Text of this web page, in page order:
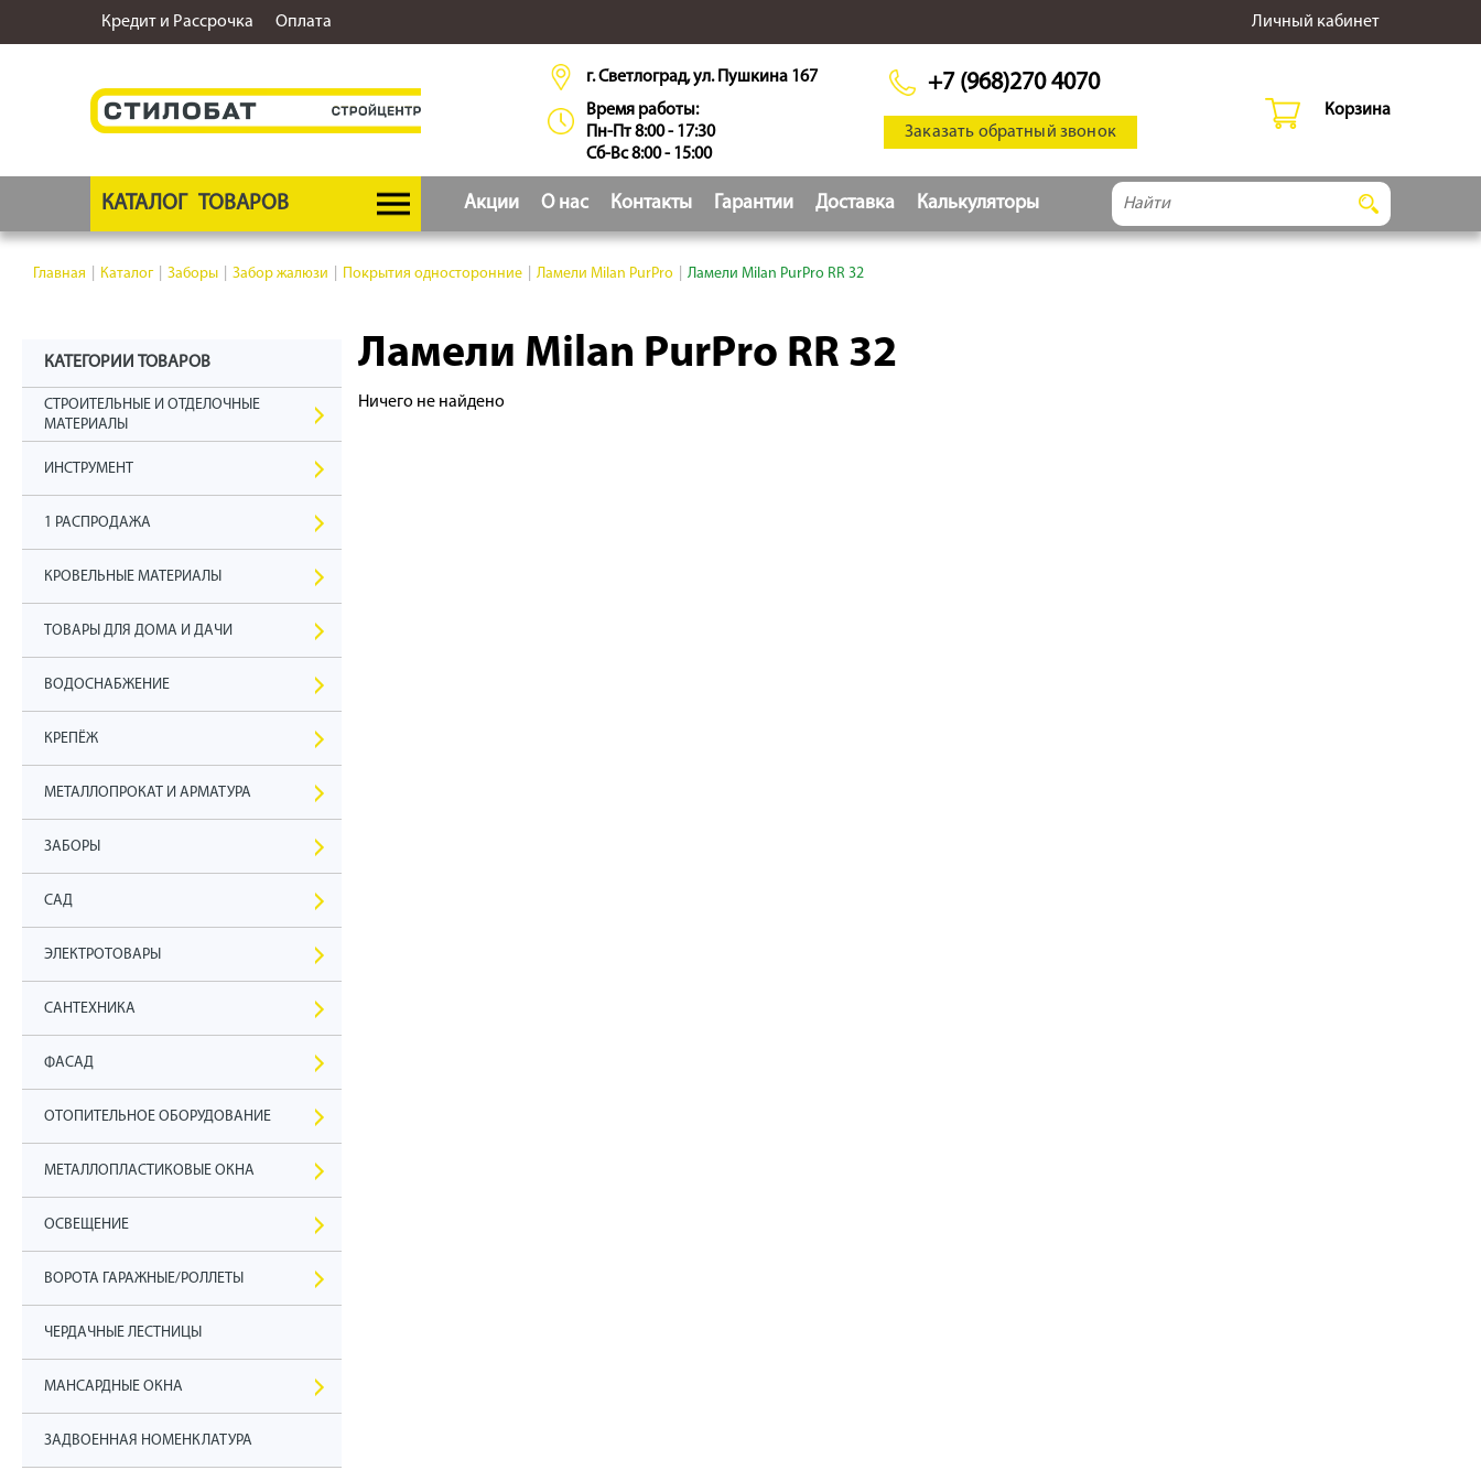
Кредит и Рассрочка Оплата Личный кабинет
г. Светлоград, ул. Пушкина 167
Время работы:
Пн-Пт 8:00 - 17:30
Сб-Вс 8:00 - 15:00
+7 (968)270 4070
Заказать обратный звонок
Корзина
КАТАЛОГ ТОВАРОВ Акции О нас Контакты Гарантии Доставка Калькуляторы
Главная Каталог Заборы Забор жалюзи Покрытия односторонние Ламели Milan PurPro Ламели Milan PurPro RR 32
КАТЕГОРИИ ТОВАРОВ
СТРОИТЕЛЬНЫЕ И ОТДЕЛОЧНЫЕ
МАТЕРИАЛЫ
ИНСТРУМЕНТ
1 РАСПРОДАЖА
КРОВЕЛЬНЫЕ МАТЕРИАЛЫ
ТОВАРЫ ДЛЯ ДОМА И ДАЧИ
ВОДОСНАБЖЕНИЕ
КРЕПЁЖ
МЕТАЛЛОПРОКАТ И АРМАТУРА
ЗАБОРЫ
САД
ЭЛЕКТРОТОВАРЫ
САНТЕХНИКА
ФАСАД
ОТОПИТЕЛЬНОЕ ОБОРУДОВАНИЕ
МЕТАЛЛОПЛАСТИКОВЫЕ ОКНА
ОСВЕЩЕНИЕ
ВОРОТА ГАРАЖНЫЕ/РОЛЛЕТЫ
ЧЕРДАЧНЫЕ ЛЕСТНИЦЫ
МАНСАРДНЫЕ ОКНА
ЗАДВОЕННАЯ НОМЕНКЛАТУРА
Ламели Milan PurPro RR 32
Ничего не найдено